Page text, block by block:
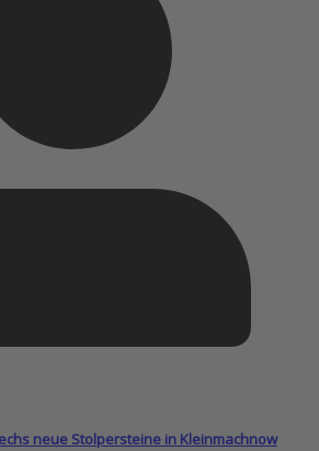
neue Stolpersteine in Kleinmachnow